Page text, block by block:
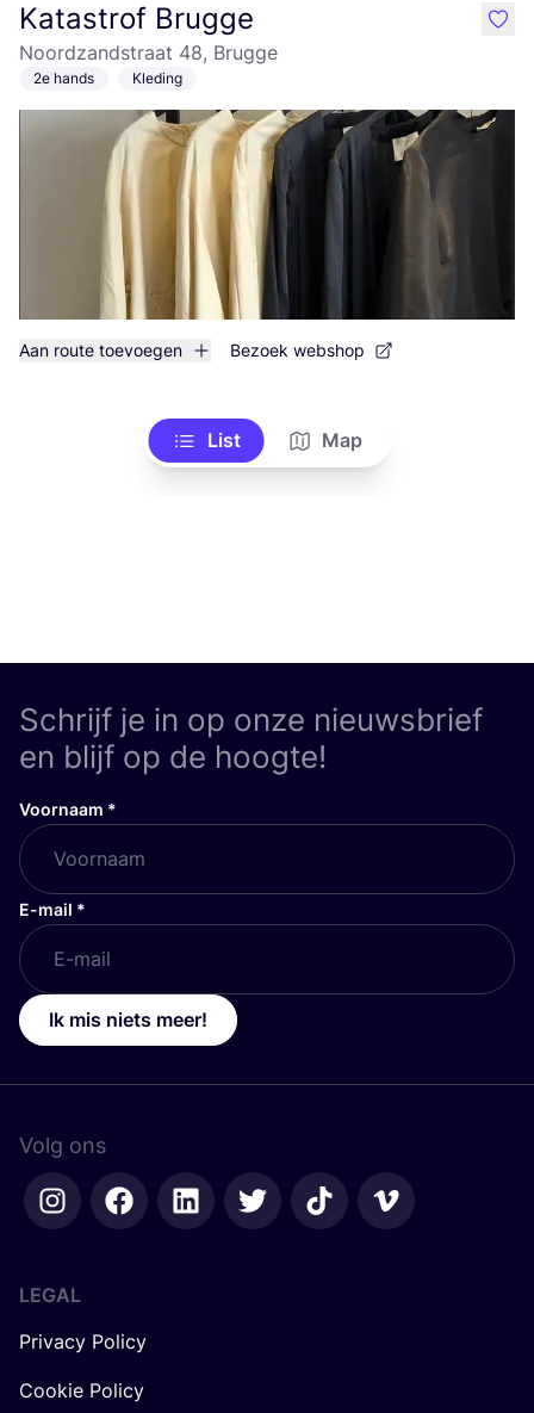
Katastrof Brugge
Noordzandstraat 48, Brugge
2e hands Kleding
Aan route toevoegen Bezoek webshop
like
List Map
Schrijf je in op onze nieuwsbrief
en blijf op de hoogte!
Voornaam *
E-mail *
Ik mis niets meer!
Volg ons
LEGAL
Privacy Policy
Cookie Policy